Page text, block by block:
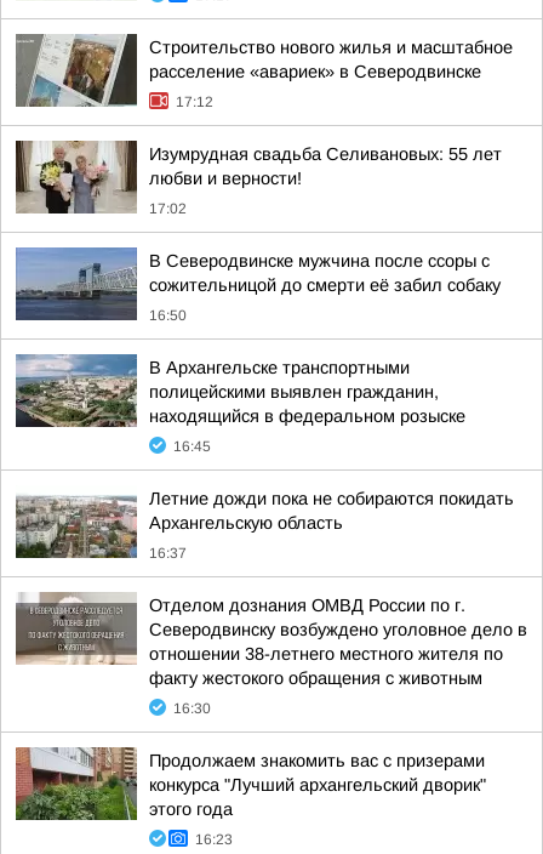
Строительство нового жилья и масштабное
расселение «авариек» в Северодвинске
17:12
Изумрудная свадьба Селивановых: 55 лет
любви и верности!
17:02
В Северодвинске мужчина после ссоры с
сожительницой до смерти её забил собаку
16:50
В Архангельске транспортными
полицейскими выявлен гражданин,
находящийся в федеральном розыске
16:45
Летние дожди пока не собираются покидать
Архангельскую область
16:37
Отделом дознания ОМВД России по г.
Северодвинску возбуждено уголовное дело в
отношении 38-летнего местного жителя по
факту жестокого обращения с животным
16:30
Продолжаем знакомить вас с призерами
конкурса "Лучший архангельский дворик"
этого года
16:23